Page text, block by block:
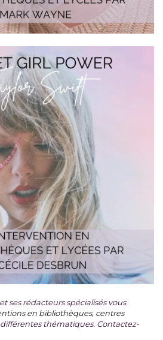
ses rédacteurs spécialisés vous
en bibliothèques, centres
thématiques. Contactez-